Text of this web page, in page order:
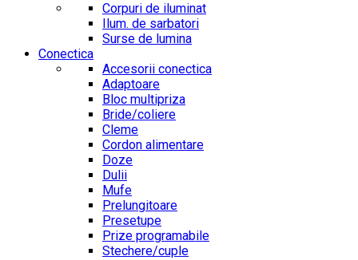
Corpuri de iluminat
Ilum. de sarbatori
Surse de lumina
Conectica
Accesorii conectica
Adaptoare
Bloc multipriza
Bride/coliere
Cleme
Cordon alimentare
Doze
Dulii
Mufe
Prelungitoare
Presetupe
Prize programabile
Stechere/cuple